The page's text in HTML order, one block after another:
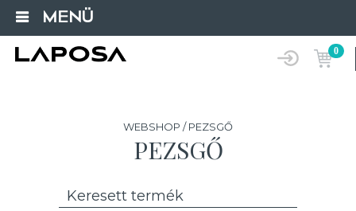
MENÜ
0
WEBSHOP / PEZSGŐ
PEZSGŐ